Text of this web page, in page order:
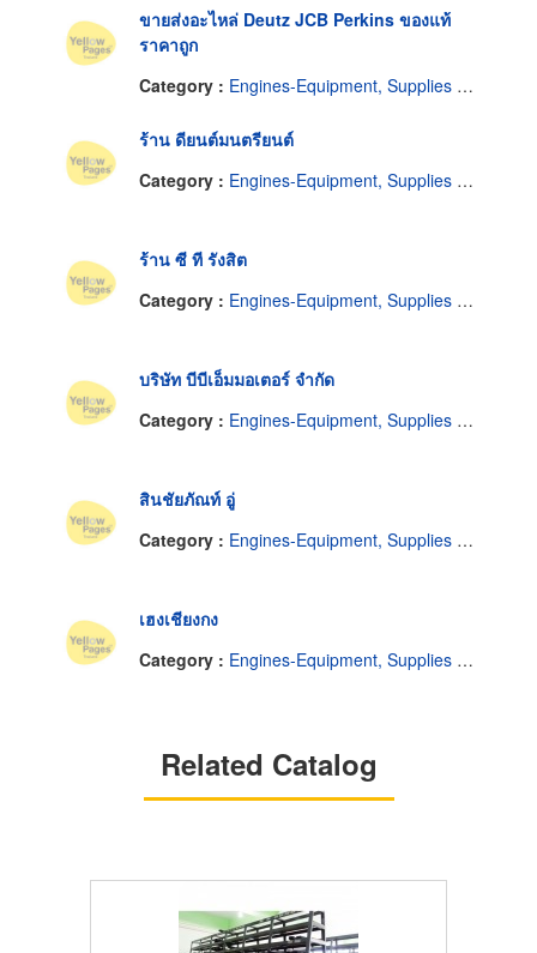
ขายส่งอะไหล่ Deutz JCB Perkins ของแท้
ราคาถูก
Category : Engines-Equipment, Supplies & Parts
ร้าน ดียนต์มนตรียนต์
Category : Engines-Equipment, Supplies & Parts
ร้าน ซี ที รังสิต
Category : Engines-Equipment, Supplies & Parts
บริษัท บีบีเอ็มมอเตอร์ จำกัด
Category : Engines-Equipment, Supplies & Parts
สินชัยภัณท์ อู่
Category : Engines-Equipment, Supplies & Parts
เฮงเชียงกง
Category : Engines-Equipment, Supplies & Parts
Related Catalog